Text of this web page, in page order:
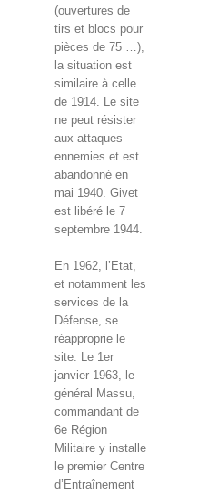
(ouvertures de
tirs et blocs pour
pièces de 75 …),
la situation est
similaire à celle
de 1914. Le site
ne peut résister
aux attaques
ennemies et est
abandonné en
mai 1940. Givet
est libéré le 7
septembre 1944.
En 1962, l’Etat,
et notamment les
services de la
Défense, se
réapproprie le
site. Le 1er
janvier 1963, le
général Massu,
commandant de
6e Région
Militaire y installe
le premier Centre
d’Entraînement